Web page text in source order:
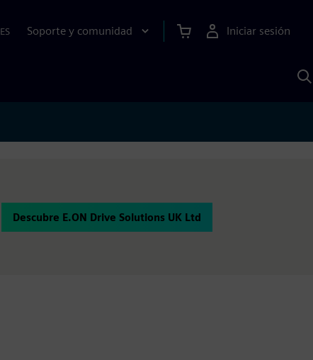
ES Soporte y comunidad Iniciar sesión
Descubre E.ON Drive Solutions UK Ltd